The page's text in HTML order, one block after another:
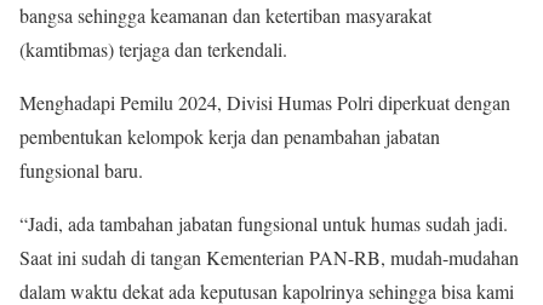
bangsa sehingga keamanan dan ketertiban masyarakat
(kamtibmas) terjaga dan terkendali.
Menghadapi Pemilu 2024, Divisi Humas Polri diperkuat dengan
pembentukan kelompok kerja dan penambahan jabatan
fungsional baru.
“Jadi, ada tambahan jabatan fungsional untuk humas sudah jadi.
Saat ini sudah di tangan Kementerian PAN-RB, mudah-mudahan
dalam waktu dekat ada keputusan kapolrinya sehingga bisa kami